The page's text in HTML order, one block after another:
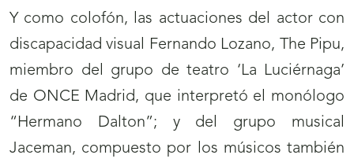
Y como colofón, las actuaciones del actor con
discapacidad visual Fernando Lozano, The Pipu,
miembro del grupo de teatro ‘La Luciérnaga’
de ONCE Madrid, que interpretó el monólogo
“Hermano Dalton”; y del grupo musical
Jaceman, compuesto por los músicos también